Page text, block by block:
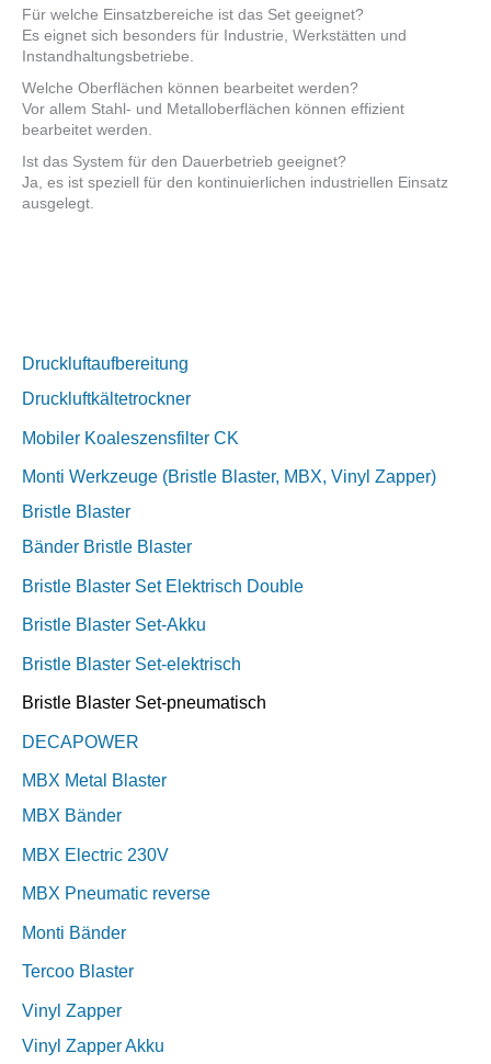
Druckluftaufbereitung
Druckluftkältetrockner
Mobiler Koaleszensfilter CK
Monti Werkzeuge (Bristle Blaster, MBX, Vinyl Zapper)
Bristle Blaster
Bänder Bristle Blaster
Bristle Blaster Set Elektrisch Double
Bristle Blaster Set-Akku
Bristle Blaster Set-elektrisch
Bristle Blaster Set-pneumatisch
DECAPOWER
MBX Metal Blaster
MBX Bänder
MBX Electric 230V
MBX Pneumatic reverse
Monti Bänder
Tercoo Blaster
Vinyl Zapper
Vinyl Zapper Akku
Für welche Einsatzbereiche ist das Set geeignet?
Es eignet sich besonders für Industrie, Werkstätten und
Instandhaltungsbetriebe.
Welche Oberflächen können bearbeitet werden?
Vor allem Stahl- und Metalloberflächen können effizient
bearbeitet werden.
Ist das System für den Dauerbetrieb geeignet?
Ja, es ist speziell für den kontinuierlichen industriellen Einsatz
ausgelegt.